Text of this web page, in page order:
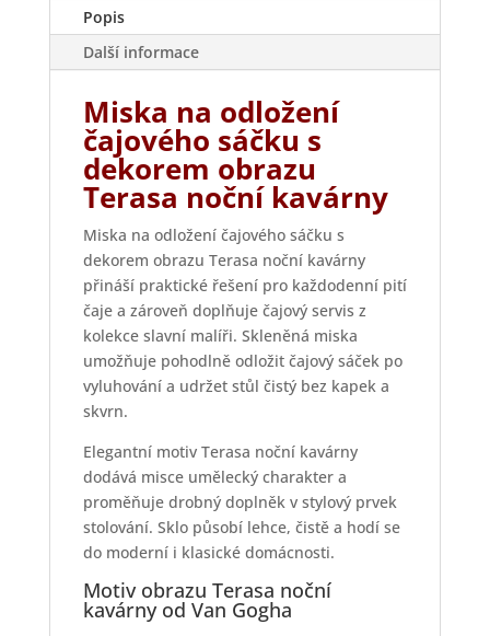
množství
Popis
Další informace
Miska na odložení
čajového sáčku s
dekorem obrazu
Terasa noční kavárny
Miska na odložení čajového sáčku s
dekorem obrazu Terasa noční kavárny
přináší praktické řešení pro každodenní pití
čaje a zároveň doplňuje čajový servis z
kolekce slavní malíři. Skleněná miska
umožňuje pohodlně odložit čajový sáček po
vyluhování a udržet stůl čistý bez kapek a
skvrn.
Elegantní motiv Terasa noční kavárny
dodává misce umělecký charakter a
proměňuje drobný doplněk v stylový prvek
stolování. Sklo působí lehce, čistě a hodí se
do moderní i klasické domácnosti.
Motiv obrazu Terasa noční
kavárny od Van Gogha